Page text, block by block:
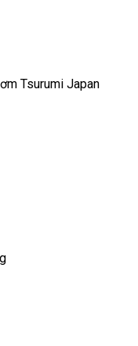
Tsurumi Japan